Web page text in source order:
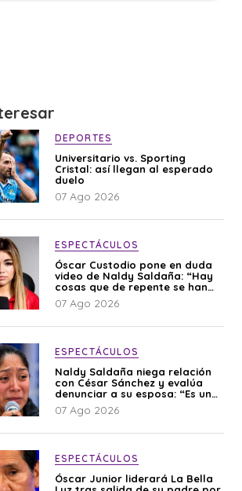
DEPORTES
Universitario vs. Sporting
Cristal: así llegan al esperado
duelo
07 Ago 2026
ESPECTÁCULOS
Óscar Custodio pone en duda
video de Naldy Saldaña: “Hay
cosas que de repente se han
editado”
07 Ago 2026
ESPECTÁCULOS
Naldy Saldaña niega relación
con César Sánchez y evalúa
denunciar a su esposa: “Es una
difamación”
07 Ago 2026
ESPECTÁCULOS
Óscar Junior liderará La Bella